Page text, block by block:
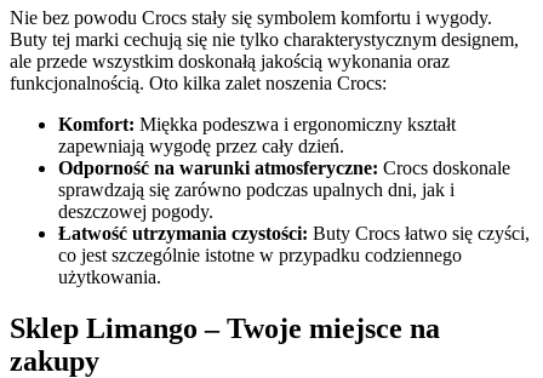
Nie bez powodu Crocs stały się symbolem komfortu i wygody.
Buty tej marki cechują się nie tylko charakterystycznym designem,
ale przede wszystkim doskonałą jakością wykonania oraz
funkcjonalnością. Oto kilka zalet noszenia Crocs:
Komfort: Miękka podeszwa i ergonomiczny kształt
zapewniają wygodę przez cały dzień.
Odporność na warunki atmosferyczne: Crocs doskonale
sprawdzają się zarówno podczas upalnych dni, jak i
deszczowej pogody.
Łatwość utrzymania czystości: Buty Crocs łatwo się czyści,
co jest szczególnie istotne w przypadku codziennego
użytkowania.
Sklep Limango – Twoje miejsce na
zakupy